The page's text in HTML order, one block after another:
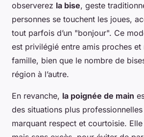
observerez la bise, geste
personnes se touchent les joues,
tout parfois d’un "bonjour". Ce
est privilégié entre amis proches et
famille, bien que le nombre de
région à l’autre.
En revanche, la poignée de main
des situations plus
marquant respect et courtoisie.